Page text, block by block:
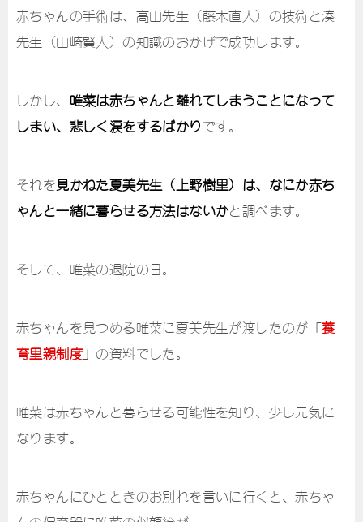
赤ちゃんの手術は、高山先生（藤木直人）の技術と湊
先生（山崎賢人）の知識のおかげで成功します。
しかし、 唯菜は赤ちゃんと離れてしまうことになって
しまい、悲しく涙をするばかり です。
それを見かねた夏美先生（上野樹里）は、なにか赤ち
ゃんと一緒に暮らせる方法はないかと調べます。
そして、唯菜の退院の日。
赤ちゃんを見つめる唯菜に夏美先生が渡したのが「養
育里親制度」の資料でした。
唯菜は赤ちゃんと暮らせる可能性を知り、少し元気に
なります。
赤ちゃんにひとときのお別れを言いに行くと、赤ちゃ